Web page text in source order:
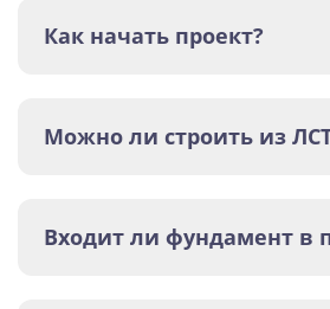
Как начать проект?
Можно ли строить из
Входит ли фундамент в